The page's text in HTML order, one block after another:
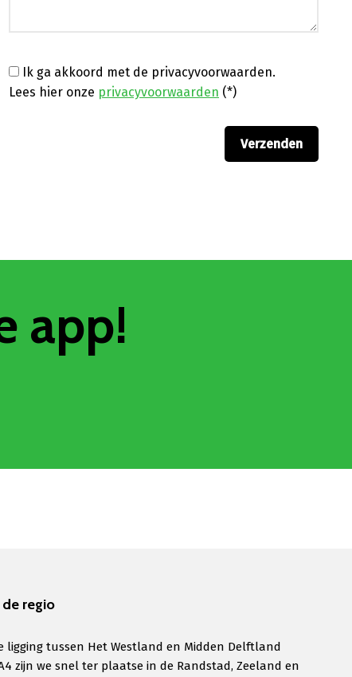
Ik ga akkoord met de privacyvoorwaarden.
Lees hier onze privacyvoorwaarden (*)
app!
regio
ligging tussen Het Westland en Midden Delftland
zijn we snel ter plaatse in de Randstad, Zeeland en